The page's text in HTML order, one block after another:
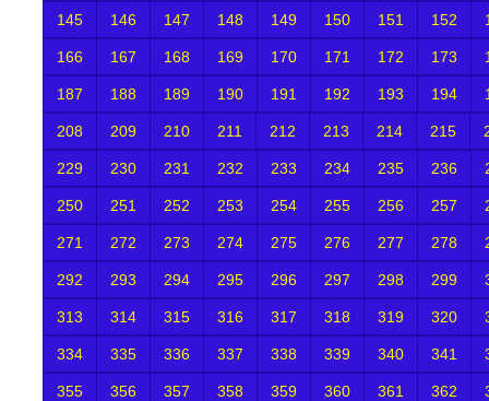
145 146 147 148 149 150 151 152
166 167 168 169 170 171 172 173
187 188 189 190 191 192 193 194
208 209 210 211 212 213 214 215
229 230 231 232 233 234 235 236
250 251 252 253 254 255 256 257
271 272 273 274 275 276 277 278
292 293 294 295 296 297 298 299
313 314 315 316 317 318 319 320
334 335 336 337 338 339 340 341
355 356 357 358 359 360 361 362